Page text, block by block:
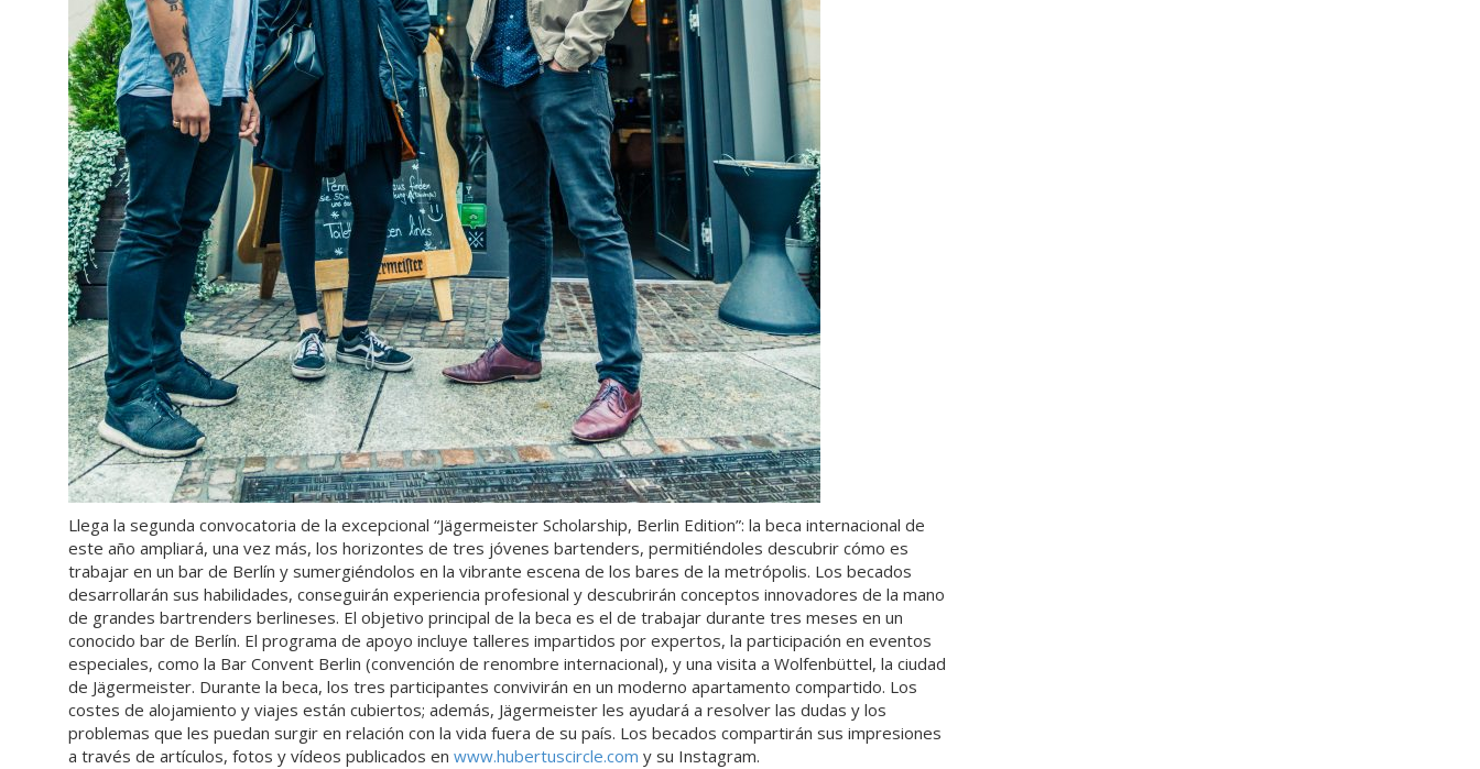
Llega la segunda convocatoria de la excepcional “Jägermeister Scholarship, Berlin Edition”: la beca internacional de
este año ampliará, una vez más, los horizontes de tres jóvenes bartenders, permitiéndoles descubrir cómo es
trabajar en un bar de Berlín y sumergiéndolos en la vibrante escena de los bares de la metrópolis. Los becados
desarrollarán sus habilidades, conseguirán experiencia profesional y descubrirán conceptos innovadores de la mano
de grandes bartrenders berlineses. El objetivo principal de la beca es el de trabajar durante tres meses en un
conocido bar de Berlín. El programa de apoyo incluye talleres impartidos por expertos, la participación en eventos
especiales, como la Bar Convent Berlin (convención de renombre internacional), y una visita a Wolfenbüttel, la ciudad
de Jägermeister. Durante la beca, los tres participantes convivirán en un moderno apartamento compartido. Los
costes de alojamiento y viajes están cubiertos; además, Jägermeister les ayudará a resolver las dudas y los
problemas que les puedan surgir en relación con la vida fuera de su país. Los becados compartirán sus impresiones
a través de artículos, fotos y vídeos publicados en www.hubertuscircle.com y su Instagram.